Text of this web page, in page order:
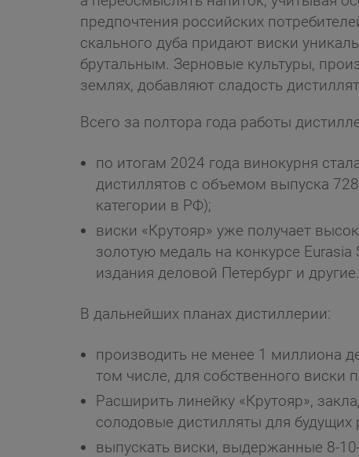
предпочтения российских
скального дуба придают виски
брутальным. Зерновые культуры,
землях, добавляют сладость
Всего за полтора года работы
по итогам 2024 года винокурня
дистиллятов с объемом выпуска
категории в РФ);
виски «Крутояр» уже получает
золотую медаль на конкурсе
издания деловой Петербург и другие.
В дальнейших планах дистиллерии:
производить не менее 1 миллиона
том числе, для собственного виски
Расширить линейку «Крутояр»,
солодовые дистилляты для будущих
выпускать виски, выдержанные 8-